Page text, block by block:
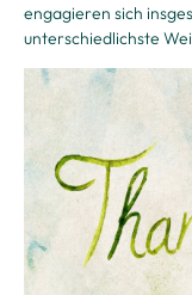
engagieren sich
unterschiedlichste